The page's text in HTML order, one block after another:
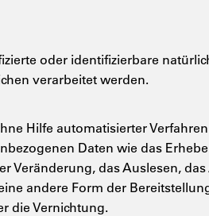
oder identifizierbare
verarbeitet werden.
Hilfe automatisierter
Daten wie das
Veränderung, das Auslesen,
andere Form der
die Vernichtung.